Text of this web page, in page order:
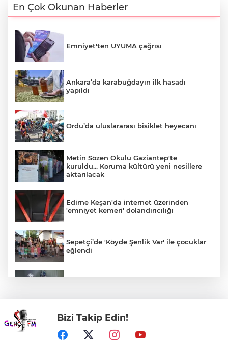
En Çok Okunan Haberler
Emniyet'ten UYUMA çağrısı
Ankara’da karabuğdayın ilk hasadı
yapıldı
Ordu’da uluslararası bisiklet heyecanı
Metin Sözen Okulu Gaziantep'te
kuruldu... Koruma kültürü yeni nesillere
aktarılacak
Edirne Keşan'da internet üzerinden
'emniyet kemeri' dolandırıcılığı
Sepetçi’de 'Köyde Şenlik Var' ile çocuklar
eğlendi
Bizi Takip Edin!